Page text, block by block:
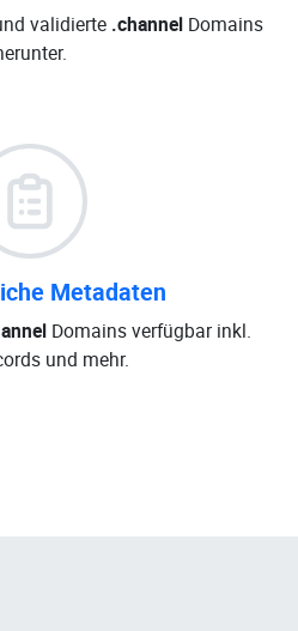
validierte .channelDomains
Metadaten
Domains verfügbar inkl.
und mehr.